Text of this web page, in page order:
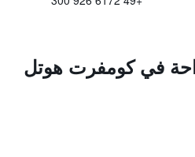
في كومفرت هوتل